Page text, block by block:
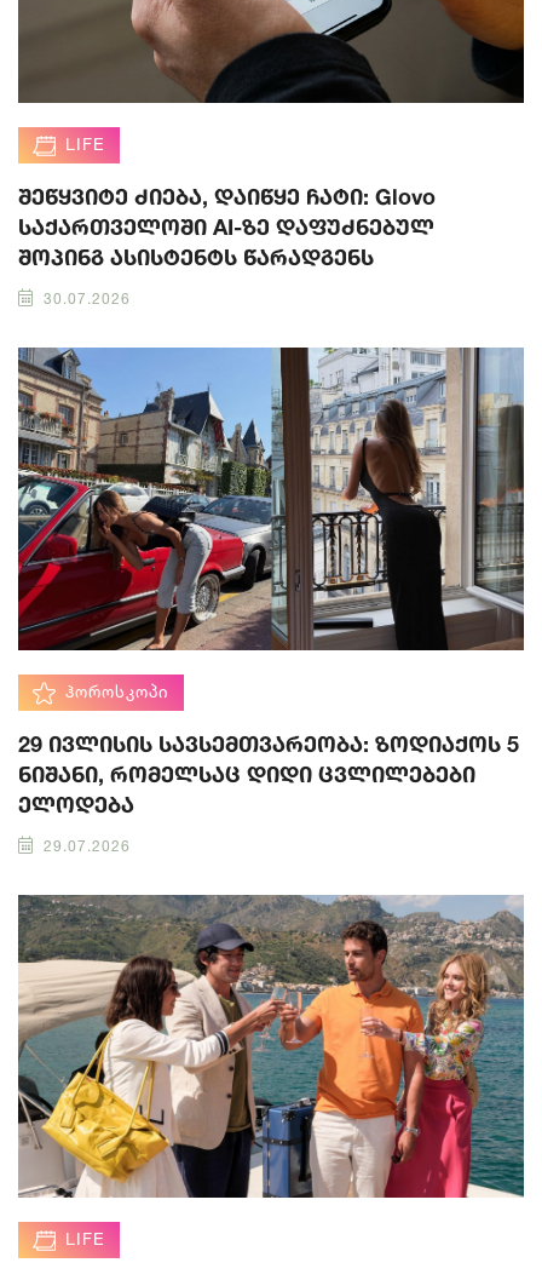
LIFE
შეწყვიტე ძიება, დაიწყე ჩატი: Glovo
საქართველოში AI-ზე დაფუძნებულ
შოპინგ ასისტენტს წარადგენს
30.07.2026
ᲰᲝᲠᲝᲡᲙᲝᲞᲘ
29 ივლისის სავსემთვარეობა: ზოდიაქოს 5
ნიშანი, რომელსაც დიდი ცვლილებები
ელოდება
29.07.2026
LIFE